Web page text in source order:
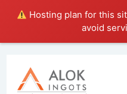
Hosting plan for this
avoid